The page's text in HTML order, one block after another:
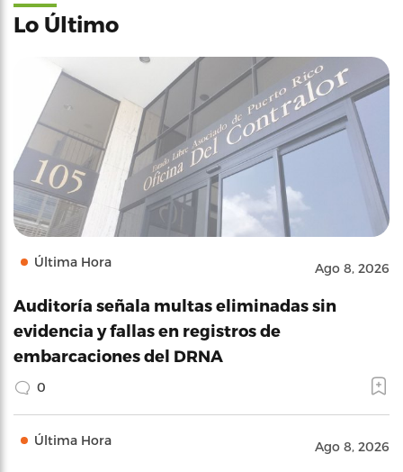
Lo Último
Última Hora Ago 8, 2026
Auditoría señala multas eliminadas sin
evidencia y fallas en registros de
embarcaciones del DRNA
0
Última Hora Ago 8, 2026